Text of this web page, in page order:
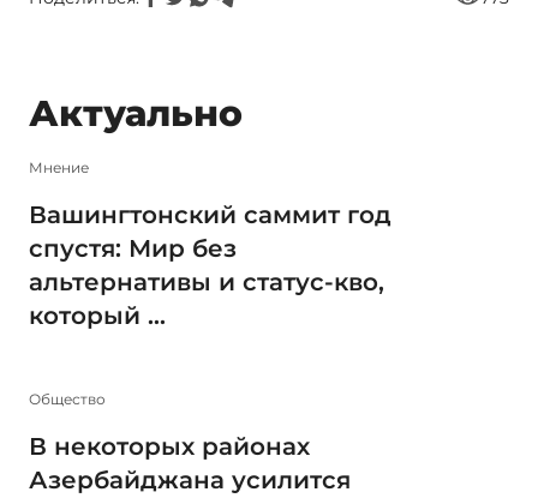
Актуально
Мнение
Вашингтонский саммит год
спустя: Мир без
альтернативы и статус-кво,
который ...
Общество
В некоторых районах
Азербайджана усилится